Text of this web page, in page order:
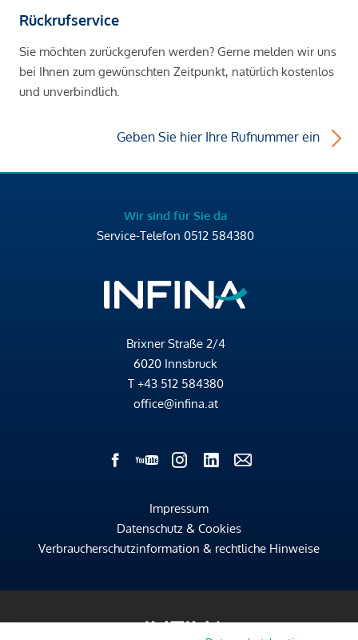
Rückrufservice
Sie möchten zurückgerufen werden? Gerne melden wir uns
bei Ihnen zum gewünschten Zeitpunkt, natürlich kostenlos
und unverbindlich.
Geben Sie hier Ihre Rufnummer ein
Wir sind für Sie da
Service-Telefon 0512 584380
Brixner Straße 2/4
6020 Innsbruck
T +43 512 584380
office@infina.at
Impressum
Datenschutz & Cookies
Verbraucherschutzinformation & rechtliche Hinweise